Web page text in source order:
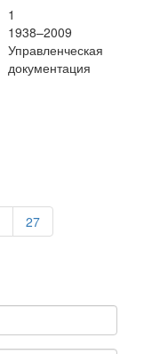
1
1938–2009
Управленческая
документация
27